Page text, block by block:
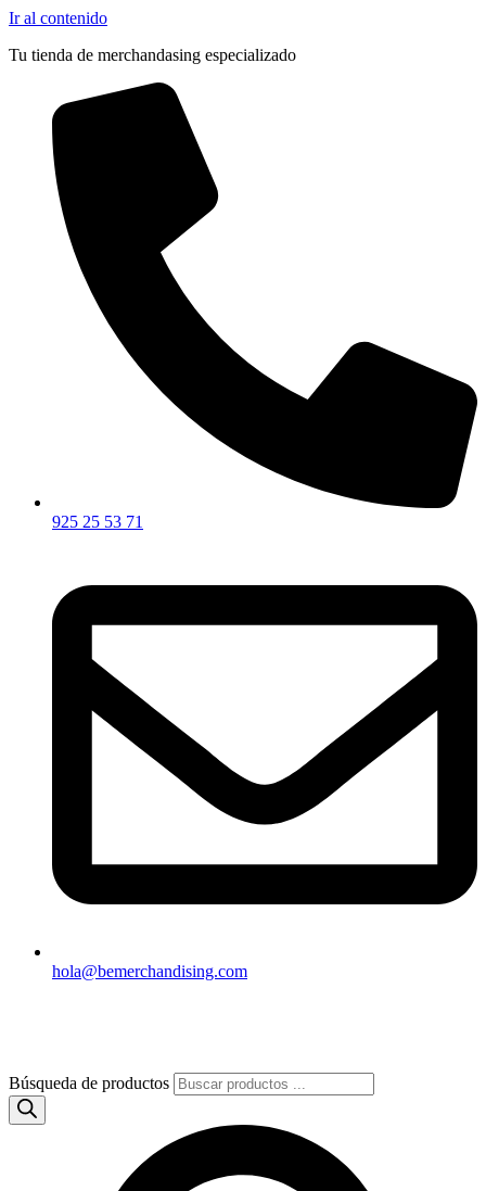
Ir al contenido
Tu tienda de merchandasing especializado
925 25 53 71
hola@bemerchandising.com
Búsqueda de productos